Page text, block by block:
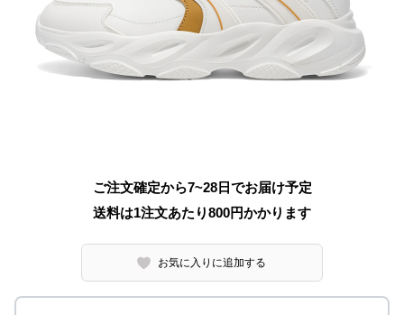
ご注文確定から7~28日でお届け予定
送料は1注文あたり800円かかります
お気に入りに追加する